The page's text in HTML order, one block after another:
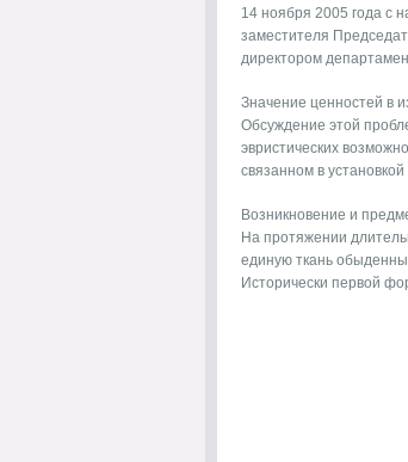
14 ноября 2005 года с
заместителя
директором
Значение ценностей в
Обсуждение этой
эвристических
связанном в
Возникновение и
На протяжении
единую ткань
Исторически первой